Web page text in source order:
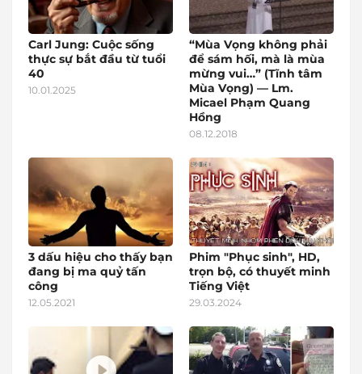
Carl Jung: Cuộc sống
thực sự bắt đầu từ tuổi
40
10.01.2025
“Mùa Vọng không phải
để sám hối, mà là mùa
mừng vui…” (Tĩnh tâm
Mùa Vọng) — Lm.
Micael Phạm Quang
Hồng
08.12.2018
3 dấu hiệu cho thấy bạn
đang bị ma quỷ tấn
công
12.05.2021
Phim "Phục sinh", HD,
trọn bộ, có thuyết minh
Tiếng Việt
29.03.2024